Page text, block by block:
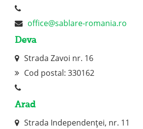
office@sablare-romania.ro
Deva
Strada Zavoi nr. 16
Cod postal: 330162
Arad
Strada Independenței, nr. 11